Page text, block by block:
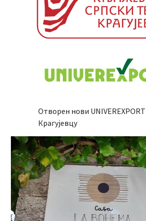
Отворен нови UNIVEREXPORT
Крагујевцу